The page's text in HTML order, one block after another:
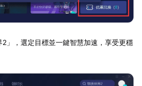
」，選定目標並一鍵智慧加速，享受更穩